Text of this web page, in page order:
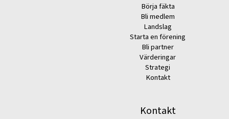
Börja fäkta
Bli medlem
Landslag
Starta en förening
Bli partner
Värderingar
Strategi
Kontakt
Kontakt